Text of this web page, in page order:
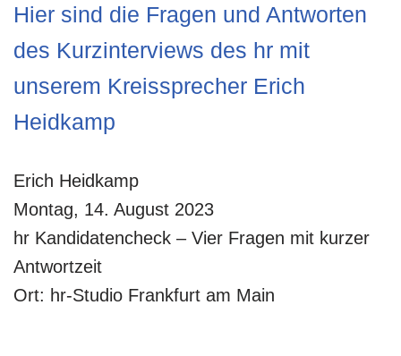
Hier sind die Fragen und Antworten
des Kurzinterviews des hr mit
unserem Kreissprecher Erich
Heidkamp
Erich Heidkamp
Montag, 14. August 2023
hr Kandidatencheck – Vier Fragen mit kurzer
Antwortzeit
Ort: hr-Studio Frankfurt am Main